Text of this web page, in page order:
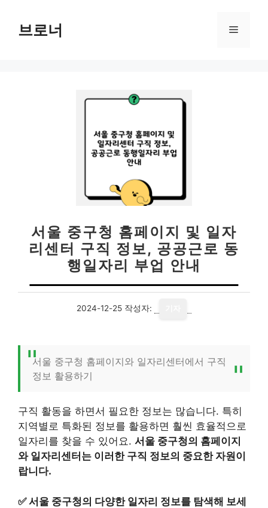
브로너 메
서울 중구청 홈페이지 및 일자
리센터 구직 정보, 공공근로 동
행일자리 부업 안내
2024-12-25 작성자:
서울 중구청 홈페이지와 일자리센터에서 구직
정보 활용하기
구직 활동을 하면서 필요한 정보는 많습니다. 특히
지역별로 특화된 정보를 활용하면 훨씬 효율적으로
일자리를 찾을 수 있어요. 서울 중구청의 홈페이지
와 일자리센터는 이러한 구직 정보의 중요한 자원이
랍니다.
✅서울 중구청의 다양한 일자리 정보를 탐색해 보세